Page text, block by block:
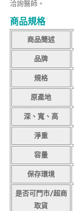
洽詢醫師。
商品規格
商品簡述
品牌
規格
原產地
深、寬、高
淨重
容量
保存環境
是否可門市/超商
取貨